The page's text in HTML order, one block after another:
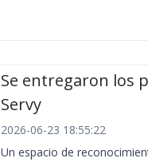
Se entregaron los
Servy
2026-06-23 18:55:22
Un espacio de